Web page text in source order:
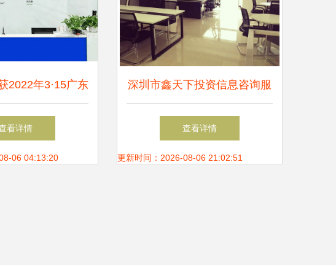
2022年3·15广东
质量诚信承诺企
展示
看详情
06 04:13:20
深圳市鑫天下投资信息咨询服
务 专业铸就信赖，信息引领
未来
查看详情
更新时间：2026-08-06 21:02:51